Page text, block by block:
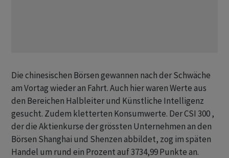
Die chinesischen Börsen gewannen nach der Schwäche
am Vortag wieder an Fahrt. Auch hier waren Werte aus
den Bereichen Halbleiter und Künstliche Intelligenz
gesucht. Zudem kletterten Konsumwerte. Der CSI 300 ,
der die Aktienkurse der grössten Unternehmen an den
Börsen Shanghai und Shenzen abbildet, zog im späten
Handel um rund ein Prozent auf 3734,99 Punkte an.